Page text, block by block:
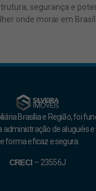
segurança e
onde morar em
Brasília e Região, foi
administração de aluguéis
forma eficaz e segura.
CRECI – 23556J